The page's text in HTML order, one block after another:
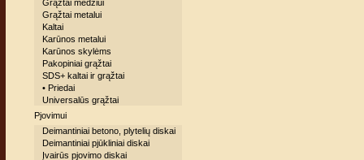
Grąžtai medžiui
Grąžtai metalui
Kaltai
Karūnos metalui
Karūnos skylėms
Pakopiniai grąžtai
SDS+ kaltai ir grąžtai
• Priedai
Universalūs grąžtai
Pjovimui
Deimantiniai betono, plytelių diskai
Deimantiniai pjūkliniai diskai
Įvairūs pjovimo diskai